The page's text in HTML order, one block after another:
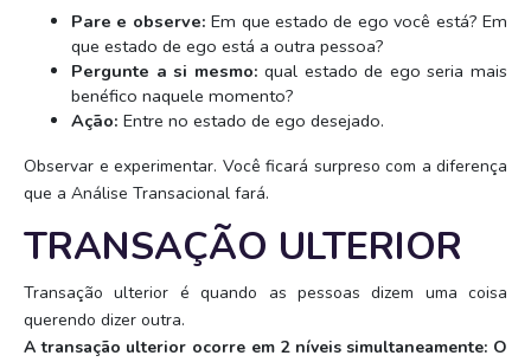
Pare e observe: Em que estado de ego você está? Em
que estado de ego está a outra pessoa?
Pergunte a si mesmo: qual estado de ego seria mais
benéfico naquele momento?
Ação: Entre no estado de ego desejado.
Observar e experimentar. Você ficará surpreso com a diferença
que a Análise Transacional fará.
TRANSAÇÃO ULTERIOR
Transação ulterior é quando as pessoas dizem uma coisa
querendo dizer outra.
A transação ulterior ocorre em 2 níveis simultaneamente: O